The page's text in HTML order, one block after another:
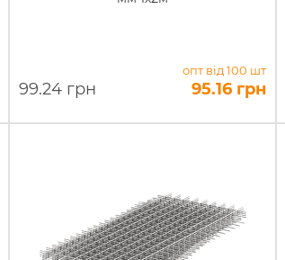
99.24 грн
опт від 100 шт
95.16 грн